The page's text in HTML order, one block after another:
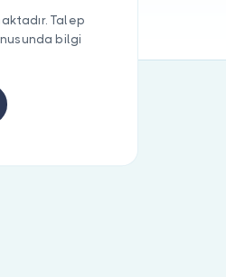
Talep
bilgi